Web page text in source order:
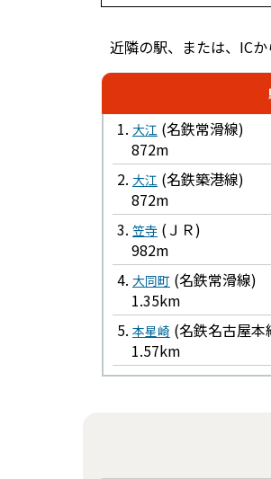
近隣の駅、または、ICか
1. 大江 (名鉄常滑線)
872m
2. 大江 (名鉄築港線)
872m
3. 笠寺 (ＪＲ)
982m
4. 大同町 (名鉄常滑線)
1.35km
5. 本星崎 (名鉄名古屋本
1.57km